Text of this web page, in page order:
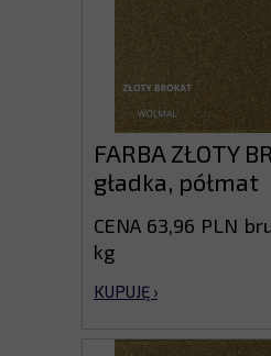
FARBA ZŁOTY
gładka, półmat
CENA 63,96 PLN
kg
KUPUJĘ ›